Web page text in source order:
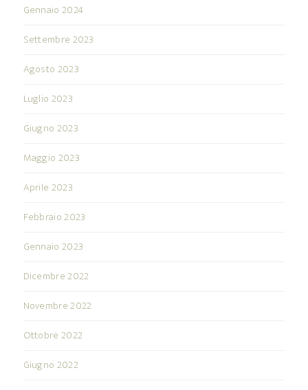
Gennaio 2024
Settembre 2023
Agosto 2023
Luglio 2023
Giugno 2023
Maggio 2023
Aprile 2023
Febbraio 2023
Gennaio 2023
Dicembre 2022
Novembre 2022
Ottobre 2022
Giugno 2022